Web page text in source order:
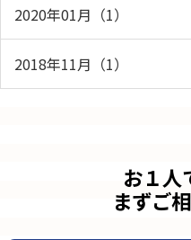
2020年01月（1）
2018年11月（1）
お１人
まずご